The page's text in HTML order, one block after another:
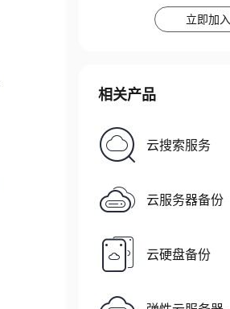
立即加入
相关产品
云搜索服务
云服务器备份
云硬盘备份